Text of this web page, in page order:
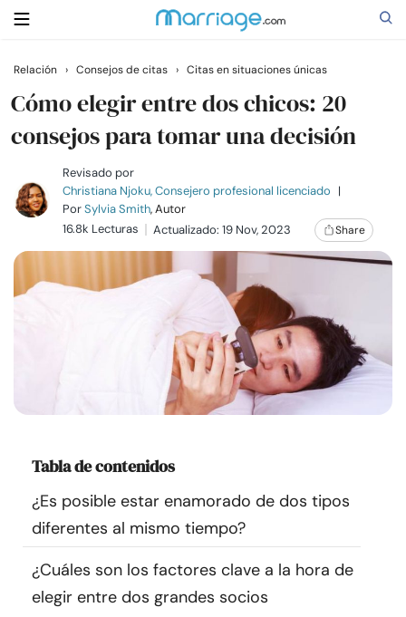
Buscar
Casarse
Relaciones
Familia
Comunidad
Encuentra un terapeuta
Idioma
Relación › Consejos de citas › Citas en situaciones únicas
Cómo elegir entre dos chicos: 20
consejos para tomar una decisión
Revisado por
Christiana Njoku, Consejero profesional licenciado |
PorSylvia Smith, Autor
16.8k Lecturas
Actualizado: 19 Nov, 2023 Share
Tabla de contenidos
¿Es posible estar enamorado de dos tipos
diferentes al mismo tiempo?
¿Cuáles son los factores clave a la hora de
elegir entre dos grandes socios